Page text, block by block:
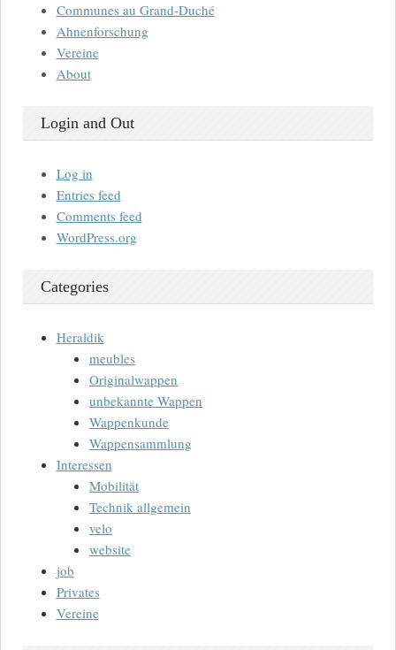
Communes au Grand-Duché
Ahnenforschung
Vereine
About
Login and Out
Log in
Entries feed
Comments feed
WordPress.org
Categories
Heraldik
meubles
Originalwappen
unbekannte Wappen
Wappenkunde
Wappensammlung
Interessen
Mobilität
Technik allgemein
velo
website
job
Privates
Vereine